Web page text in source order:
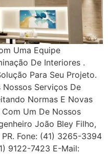
Uma Equipe
De Interiores .
Para Seu Projeto.
Serviços De
Normas E Novas
Um De Nossos
João Bley Filho,
Fone: (41) 3265-3394
9122-7423 E-Mail: